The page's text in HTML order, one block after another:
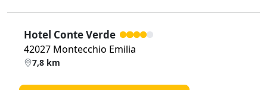
Hotel Conte Verde
42027 Montecchio Emilia
7,8 km